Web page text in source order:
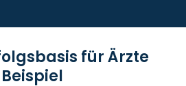
für Ärzte
Beispiel